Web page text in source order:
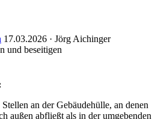
17.03.2026 · Jörg Aichinger
an der Gebäudehülle, an denen
außen abfließt als in der umgebenden